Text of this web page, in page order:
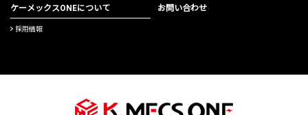
ケーメックスONEについて
採用情報
お問い合わせ